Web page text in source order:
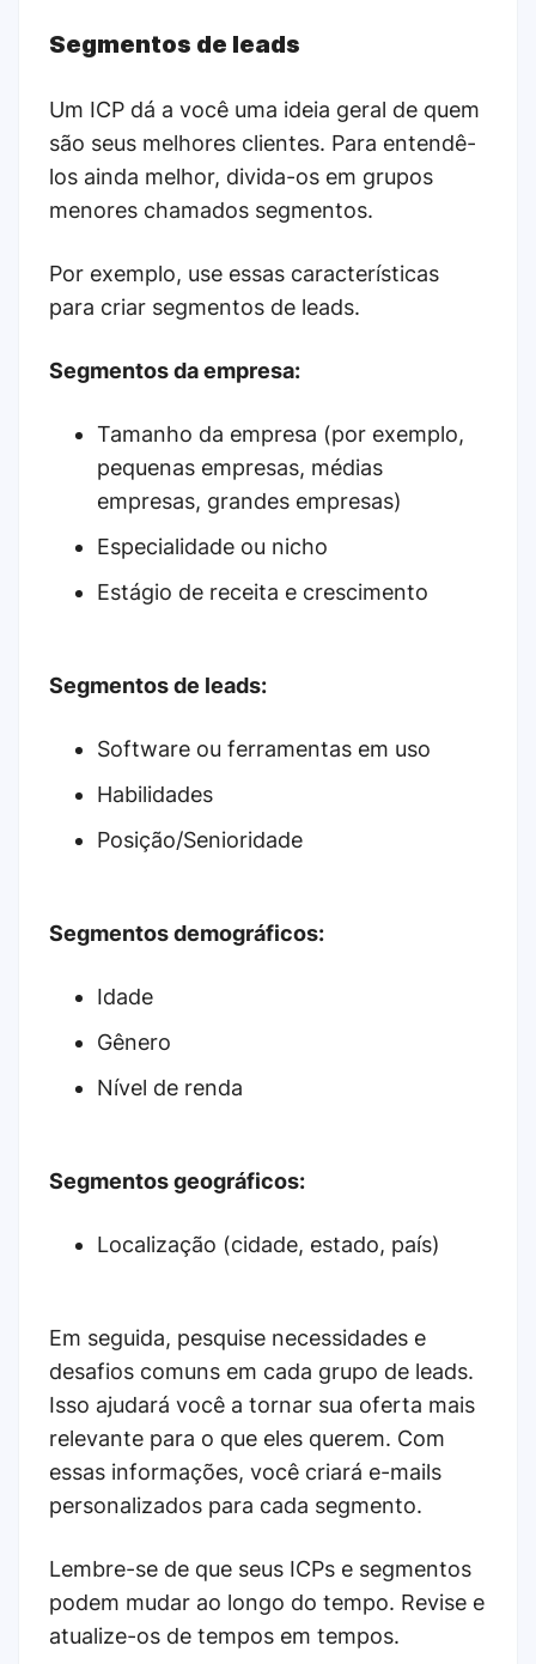
Segmentos de leads
Um ICP dá a você uma ideia geral de quem
são seus melhores clientes. Para entendê-
los ainda melhor, divida-os em grupos
menores chamados segmentos.
Por exemplo, use essas características
para criar segmentos de leads.
Segmentos da empresa:
Tamanho da empresa (por exemplo,
pequenas empresas, médias
empresas, grandes empresas)
Especialidade ou nicho
Estágio de receita e crescimento
Segmentos de leads:
Software ou ferramentas em uso
Habilidades
Posição/Senioridade
Segmentos demográficos:
Idade
Gênero
Nível de renda
Segmentos geográficos:
Localização (cidade, estado, país)
Em seguida, pesquise necessidades e
desafios comuns em cada grupo de leads.
Isso ajudará você a tornar sua oferta mais
relevante para o que eles querem. Com
essas informações, você criará e-mails
personalizados para cada segmento.
Lembre-se de que seus ICPs e segmentos
podem mudar ao longo do tempo. Revise e
atualize-os de tempos em tempos.